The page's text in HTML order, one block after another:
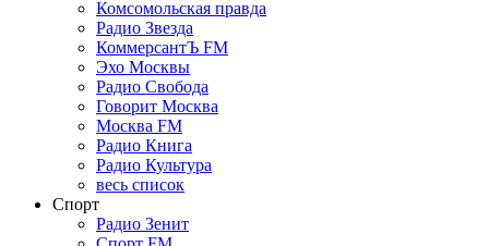
Комсомольская правда
Радио Звезда
КоммерсантЪ FM
Эхо Москвы
Радио Свобода
Говорит Москва
Москва FM
Радио Книга
Радио Культура
весь список
Спорт
Радио Зенит